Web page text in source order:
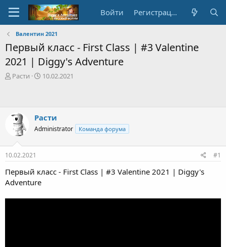
Войти Регистрация
Валентин 2021
Первый класс - First Class | #3 Valentine
2021 | Diggy's Adventure
А
т
е
м
ы
Расти
Д
о
з
а
я
10.02.2021
Расти
Administrator Команда форума
10.02.2021 #1
Первый класс - First Class | #3 Valentine 2021 | Diggy's
Adventure